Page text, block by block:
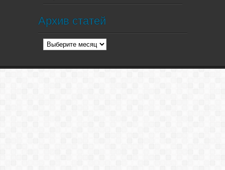
Архив статей
Архив
статей